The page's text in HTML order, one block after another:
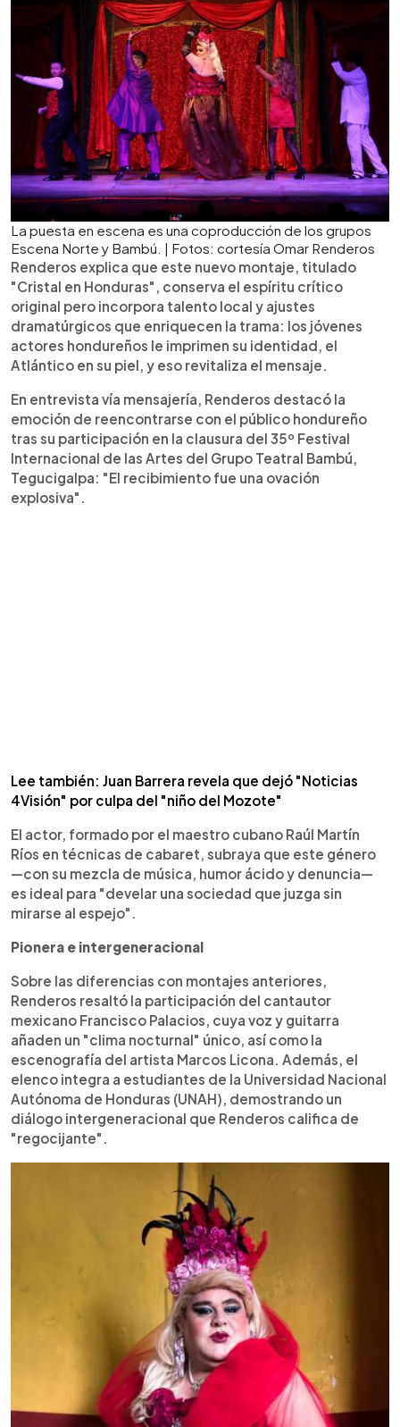
La puesta en escena es una coproducción de los grupos
Escena Norte y Bambú. | Fotos: cortesía Omar Renderos
Renderos explica que este nuevo montaje, titulado
"Cristal en Honduras", conserva el espíritu crítico
original pero incorpora talento local y ajustes
dramatúrgicos que enriquecen la trama: los jóvenes
actores hondureños le imprimen su identidad, el
Atlántico en su piel, y eso revitaliza el mensaje.
En entrevista vía mensajería, Renderos destacó la
emoción de reencontrarse con el público hondureño
tras su participación en la clausura del 35º Festival
Internacional de las Artes del Grupo Teatral Bambú,
Tegucigalpa: "El recibimiento fue una ovación
explosiva".
Lee también: Juan Barrera revela que dejó "Noticias
4Visión" por culpa del "niño del Mozote"
El actor, formado por el maestro cubano Raúl Martín
Ríos en técnicas de cabaret, subraya que este género
—con su mezcla de música, humor ácido y denuncia—
es ideal para "develar una sociedad que juzga sin
mirarse al espejo".
Pionera e intergeneracional
Sobre las diferencias con montajes anteriores,
Renderos resaltó la participación del cantautor
mexicano Francisco Palacios, cuya voz y guitarra
añaden un "clima nocturnal" único, así como la
escenografía del artista Marcos Licona. Además, el
elenco integra a estudiantes de la Universidad Nacional
Autónoma de Honduras (UNAH), demostrando un
diálogo intergeneracional que Renderos califica de
"regocijante".